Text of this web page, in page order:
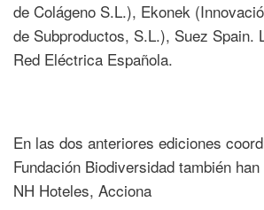
de Colágeno S.L.), Ekonek
de Subproductos, S.L.), Suez Spain.
Red Eléctrica Española.
En las dos anteriores ediciones
Fundación Biodiversidad también
NH Hoteles, Acciona